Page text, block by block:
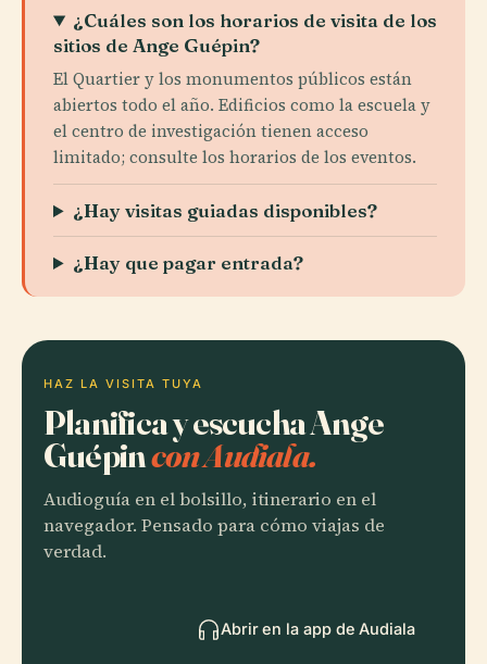
¿Cuáles son los horarios de visita de los
sitios de Ange Guépin?
El Quartier y los monumentos públicos están
abiertos todo el año. Edificios como la escuela y
el centro de investigación tienen acceso
limitado; consulte los horarios de los eventos.
¿Hay visitas guiadas disponibles?
¿Hay que pagar entrada?
HAZ LA VISITA TUYA
Planifica y escucha Ange
Guépincon Audiala.
Audioguía en el bolsillo, itinerario en el
navegador. Pensado para cómo viajas de
verdad.
Abrir en la app de Audiala